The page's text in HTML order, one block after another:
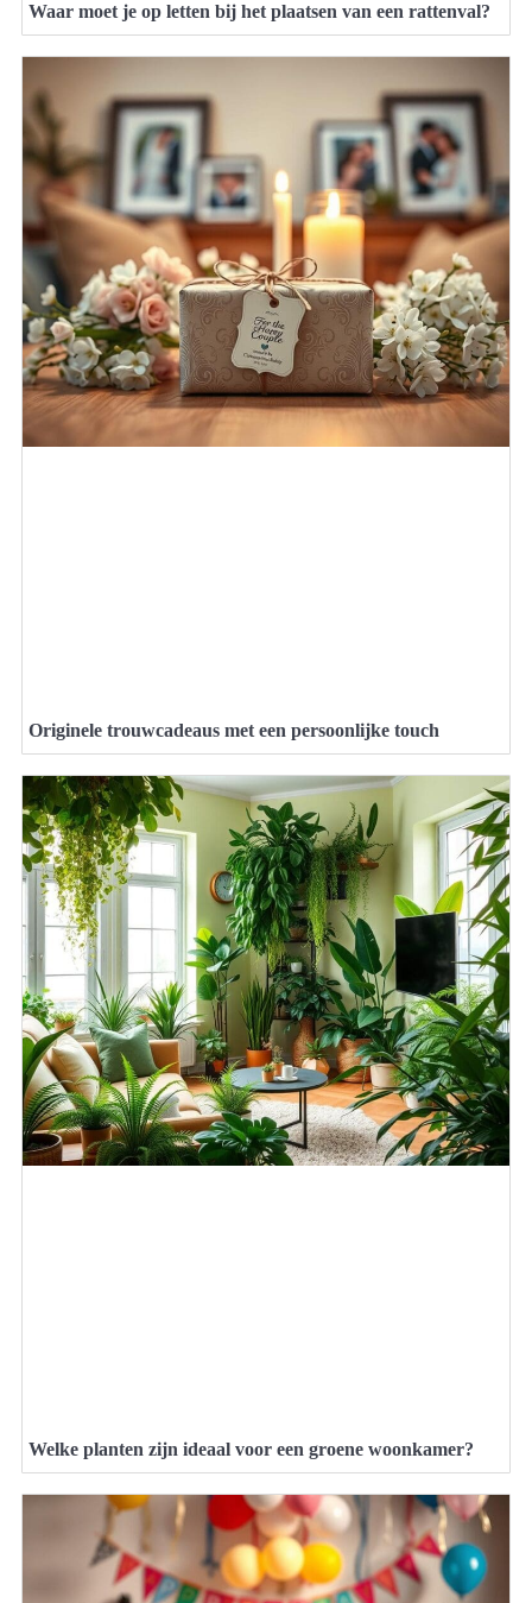
Waar moet je op letten bij het plaatsen van een rattenval?
Originele trouwcadeaus met een persoonlijke touch
Welke planten zijn ideaal voor een groene woonkamer?